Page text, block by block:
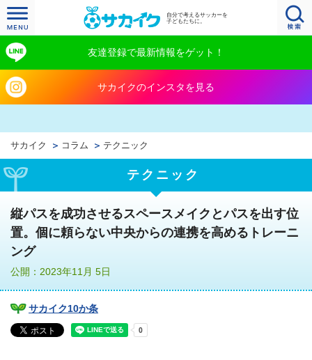
自分で考えるサッカーを
子どもたちに。
友達登録で最新情報をゲット！
サカイクのインスタを見る
サカイク コラム テクニック
テクニック
縦パスを成功させるスペースメイクとパスを出す位
置。個に頼らない中央からの連携を高めるトレーニ
ング
公開：2023年11月 5日
サカイク10か条